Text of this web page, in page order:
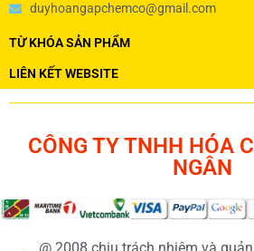
duyhoangapchemco@gmail.com
TỪ KHÓA SẢN PHẨM
LIÊN KẾT WEBSITE
CÔNG TY TNHH HÓA
NGÂN